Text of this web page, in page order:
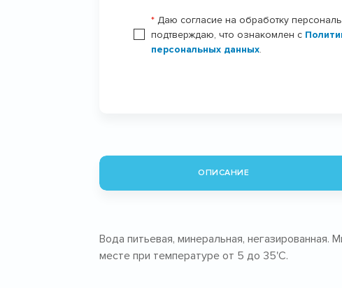
* Даю согласие на обработку
подтверждаю, что ознакомлен с
персональных данных.
ОПИСАНИЕ
Вода питьевая, минеральная,
месте при температуре от 5 до 35'С.